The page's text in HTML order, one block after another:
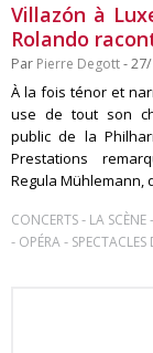
Villazón à
Rolando
Par Pierre Degott-
À la fois ténor et
use de tout son
public de la
Prestations
Regula Mühlemann,
CONCERTS- LA SCÈNE-
- OPÉRA- SPECTACLES